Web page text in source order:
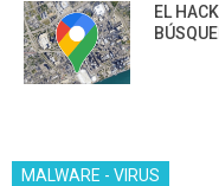
EL
MALWARE - VIRUS